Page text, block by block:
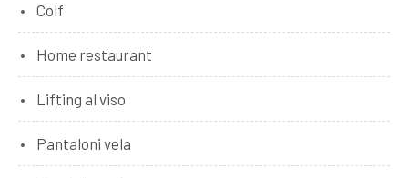
Colf
Home restaurant
Lifting al viso
Pantaloni vela